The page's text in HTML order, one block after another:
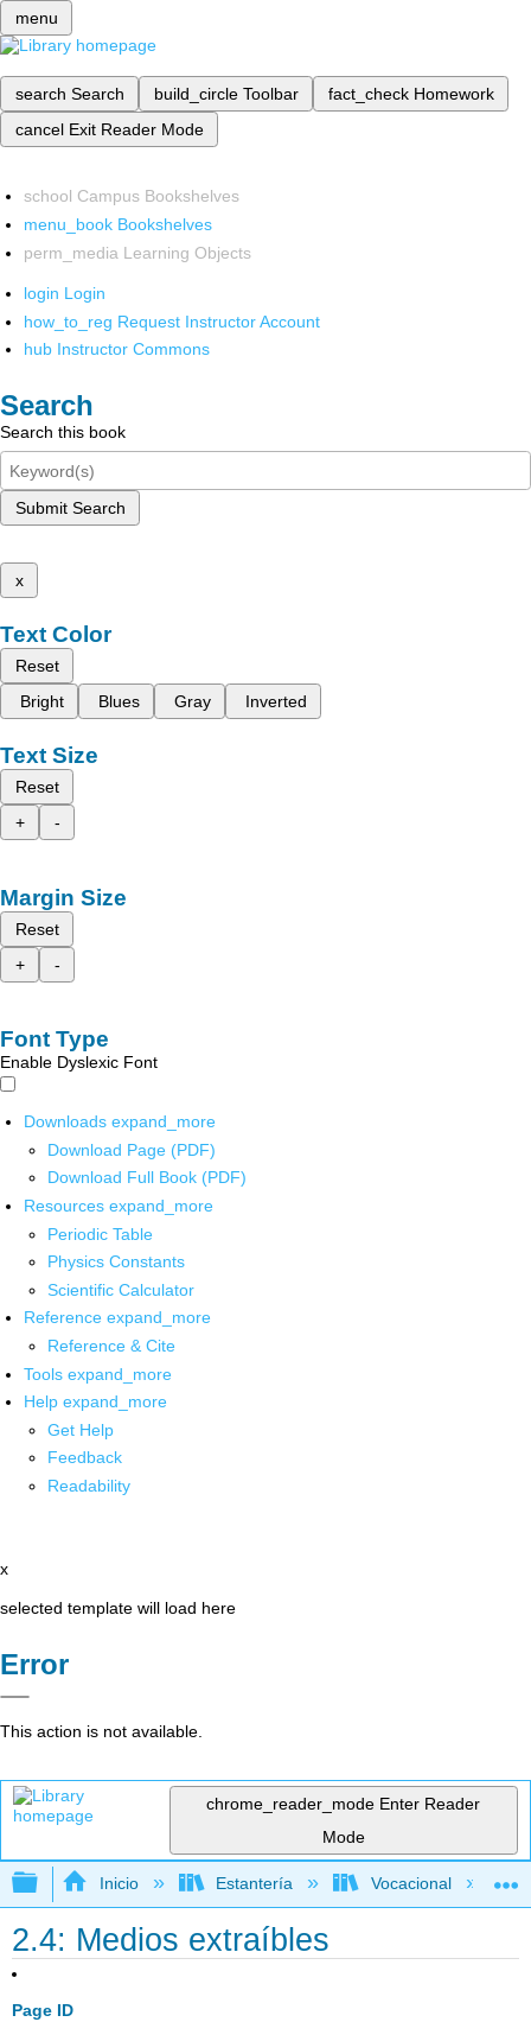
menu
search Search build_circle Toolbar fact_check Homework
cancel Exit Reader Mode
school Campus Bookshelves
menu_book Bookshelves
perm_media Learning Objects
login Login
how_to_reg Request Instructor Account
hub Instructor Commons
Search
Search this book
Submit Search
x
Text Color
Reset
Bright
Blues Gray Inverted
Text Size
Reset
+
-
Margin Size
Reset
+
-
Font Type
Enable Dyslexic Font
Downloads expand_more
Download Page (PDF)
Download Full Book (PDF)
Resources expand_more
Periodic Table
Physics Constants
Scientific Calculator
Reference expand_more
Reference & Cite
Tools expand_more
Help expand_more
Get Help
Feedback
Readability
x
selected template will load here
Error
This action is not available.
chrome_reader_mode Enter Reader
Mode
Expandir/contraer jerarquía global
Inicio Estantería Vocacional
2.4: Medios extraíbles
Page ID